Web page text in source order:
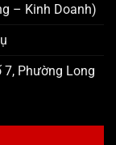
– Kinh Doanh)
7, Phường Long